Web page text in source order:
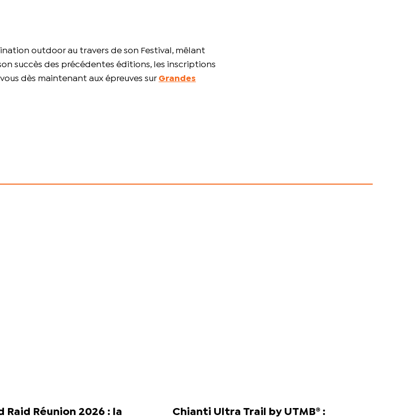
outdoor au travers de son Festival, mêlant
succès des précédentes éditions, les inscriptions
dès maintenant aux épreuves sur Grandes
Raid Réunion 2026 : la Chianti Ultra Trail by UTMB® :